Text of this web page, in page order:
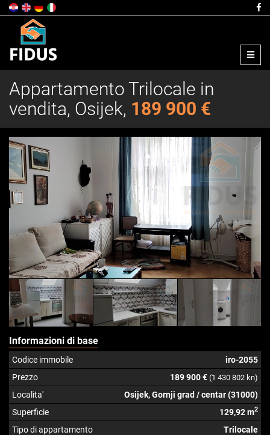
Menu
Appartamento Trilocale in
vendita, Osijek, 189 900 €
Informazioni di base
Codice immobile
iro-2055
Prezzo
189 900 € (1 430 802 kn)
Localita'
Osijek, Gornji grad / centar (31000)
Superficie
129,92 m2
Tipo di appartamento
Trilocale